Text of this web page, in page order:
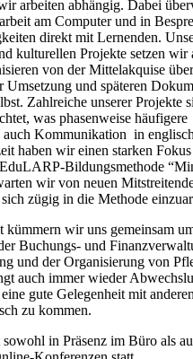
arbeiten abhängig. Dabei
am Computer und in
direkt mit Lernenden.
kulturellen Projekte setzen wir
von der Mittelakquise
Umsetzung und späteren
Zahlreiche unserer Projekte
was phasenweise häufigere
auch Kommunikation in
haben wir einen starken
Bildungsmethode
wir von neuen
zügig in die Methode
wir uns gemeinsam
Buchungs- und
und der Organisierung von
auch immer wieder
gute Gelegenheit mit
zu kommen.
in Präsenz im Büro als